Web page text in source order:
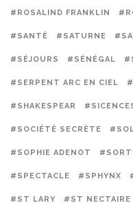
#ROSALIND FRANKLIN
#SANTÉ #SATURNE
#SÉJOURS #SÉNÉGAL
#SERPENT ARC EN CIEL
#SHAKESPEAR
#SOCIÉTÉ SECRÈTE
#SOPHIE ADENOT
#SPECTACLE #SPHYNX
#ST LARY #ST NECTAIRE